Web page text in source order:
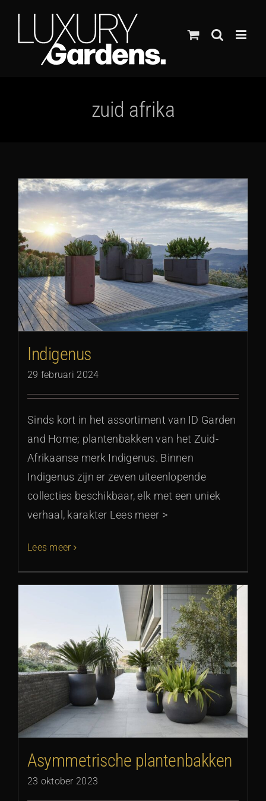
inhoud
zuid afrika
Indigenus
29 februari 2024
Sinds kort in het assortiment van ID Garden
and Home; plantenbakken van het Zuid-
Afrikaanse merk Indigenus. Binnen
Indigenus zijn er zeven uiteenlopende
collecties beschikbaar, elk met een uniek
verhaal, karakter Lees meer >
Lees meer
Asymmetrische plantenbakken
23 oktober 2023